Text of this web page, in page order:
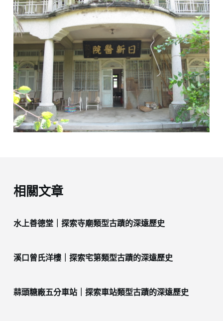
相關文章
水上善德堂｜探索寺廟類型古蹟的深遠歷史
溪口曾氏洋樓｜探索宅第類型古蹟的深遠歷史
蒜頭糖廠五分車站｜探索車站類型古蹟的深遠歷史